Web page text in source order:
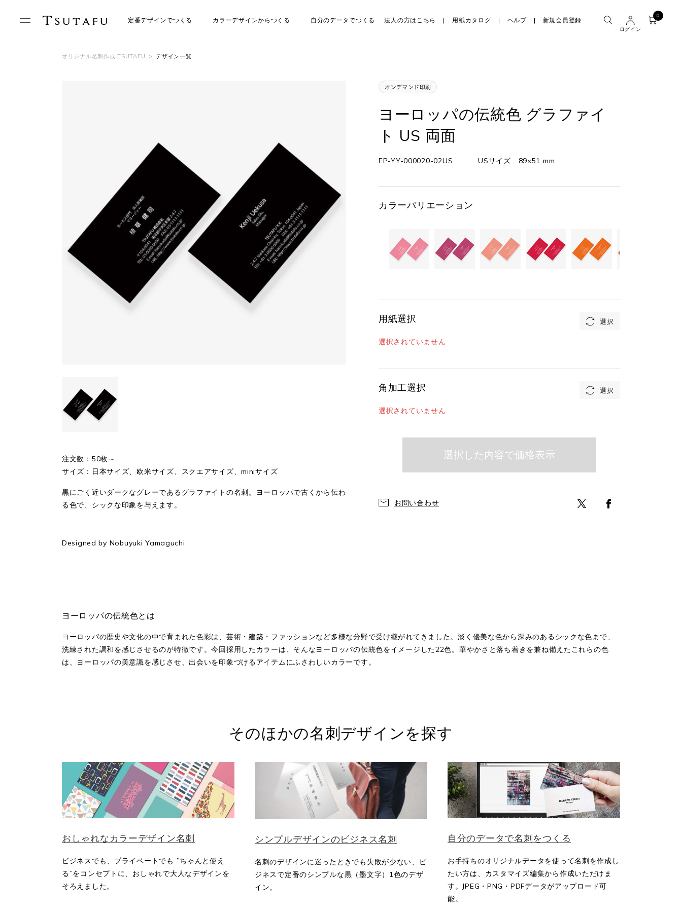
定番デザインでつくる カラーデザインからつくる 自分のデータでつくる 法人の方はこちら 用紙カタログ ヘルプ 新規会員登録
ログイン
0
オリジナル名刺作成 TSUTAFU > デザイン一覧
注文数：50枚～
サイズ：日本サイズ、欧米サイズ、スクエアサイズ、miniサイズ
黒にごく近いダークなグレーであるグラファイトの名刺。ヨーロッパで古くから伝わ
る色で、シックな印象を与えます。
Designed by Nobuyuki Yamaguchi
ヨーロッパの伝統色 グラファイ
ト US 両面
EP-YY-000020-02US USサイズ 89×51 mm
カラーバリエーション
用紙選択
選択されていません
角加工選択
選択されていません
お問い合わせ
ヨーロッパの伝統色とは
ヨーロッパの歴史や文化の中で育まれた色彩は、芸術・建築・ファッションなど多様な分野で受け継がれてきました。淡く優美な色から深みのあるシックな色まで、
洗練された調和を感じさせるのが特徴です。今回採用したカラーは、そんなヨーロッパの伝統色をイメージした22色。華やかさと落ち着きを兼ね備えたこれらの色
は、ヨーロッパの美意識を感じさせ、出会いを印象づけるアイテムにふさわしいカラーです。
そのほかの名刺デザインを探す
おしゃれなカラーデザイン名刺
ビジネスでも、プライベートでも ”ちゃんと使え
る”をコンセプトに、おしゃれで大人なデザインを
そろえました。
シンプルデザインのビジネス名刺
名刺のデザインに迷ったときでも失敗が少ない、ビ
ジネスで定番のシンプルな黒（墨文字）1色のデザ
イン。
自分のデータで名刺をつくる
お手持ちのオリジナルデータを使って名刺を作成し
たい方は、カスタマイズ編集から作成いただけま
す。JPEG・PNG・PDFデータがアップロード可
能。